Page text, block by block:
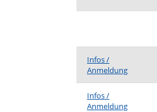
Infos /
Anmeldung
Infos /
Anmeldung